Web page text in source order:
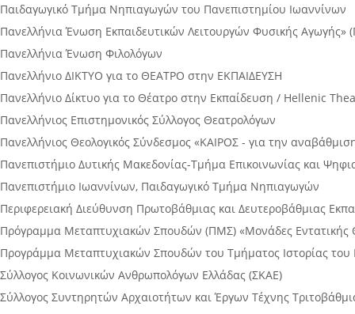
Παιδαγωγικό Τμήμα Νηπιαγωγών του Πανεπιστημίου Ιωαννίνων
Πανελλήνια Ένωση Εκπαιδευτικών Λειτουργών Φυσικής
Πανελλήνια Ένωση Φιλολόγων
Πανελλήνιο ΔΙΚΤΥΟ για το ΘΕΑΤΡΟ στην ΕΚΠΑΙΔΕΥΣΗ
Πανελλήνιο Δίκτυο για το Θέατρο στην Εκπαίδευση / Hellenic
Πανελλήνιος Επιστημονικός Σύλλογος Θεατρολόγων
Πανελλήνιος Θεολογικός Σύνδεσμος «ΚΑΙΡΟΣ - για την
Πανεπιστήμιο Δυτικής Μακεδονίας-Τμήμα Επικοινωνίας και
Πανεπιστήμιο Ιωαννίνων, Παιδαγωγικό Τμήμα Νηπιαγωγών
Περιφερειακή Διεύθυνση Πρωτοβάθμιας και Δευτεροβάθμιας
Πρόγραμμα Μεταπτυχιακών Σπουδών (ΠΜΣ) «Μονάδες Εντατικής
Προγράμμα Μεταπτυχιακών Σπουδών του Τμήματος Ιστορίας του
Σύλλογος Κοινωνικών Ανθρωπολόγων Ελλάδας (ΣΚΑΕ)
Σύλλογος Συντηρητών Αρχαιοτήτων και Έργων Τέχνης